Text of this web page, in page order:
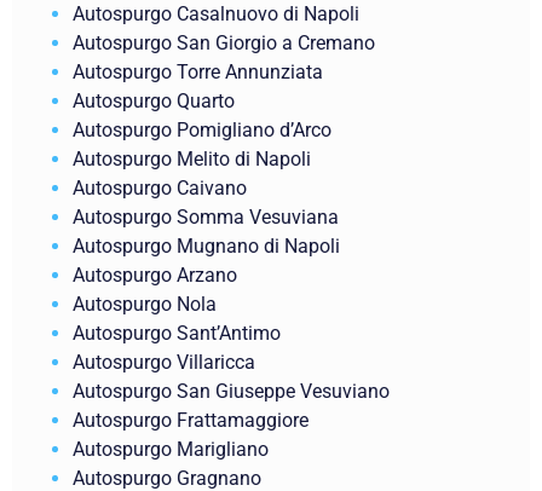
Autospurgo Casalnuovo di Napoli
Autospurgo San Giorgio a Cremano
Autospurgo Torre Annunziata
Autospurgo Quarto
Autospurgo Pomigliano d’Arco
Autospurgo Melito di Napoli
Autospurgo Caivano
Autospurgo Somma Vesuviana
Autospurgo Mugnano di Napoli
Autospurgo Arzano
Autospurgo Nola
Autospurgo Sant’Antimo
Autospurgo Villaricca
Autospurgo San Giuseppe Vesuviano
Autospurgo Frattamaggiore
Autospurgo Marigliano
Autospurgo Gragnano